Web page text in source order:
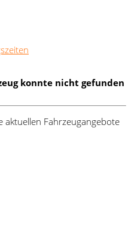
konnte nicht gefunden
aktuellen Fahrzeugangebote